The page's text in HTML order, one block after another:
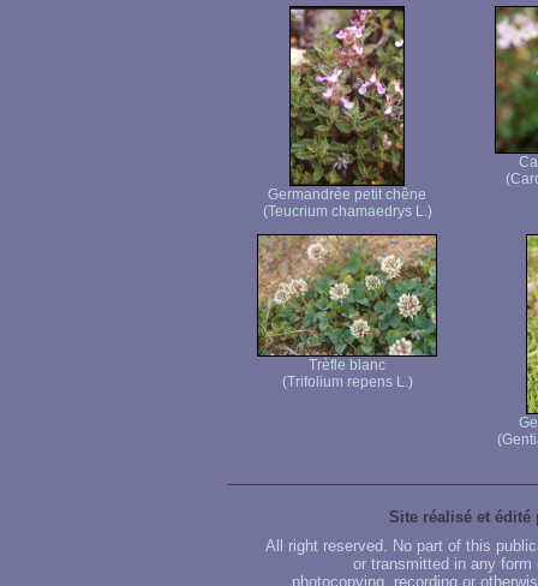
Germandrée petit chêne
(Teucrium chamaedrys L.)
Trèfle blanc
(Trifolium repens L.)
Site réalisé et édité
All right reserved. No part of this
or transmitted in any
photocopying, recording or